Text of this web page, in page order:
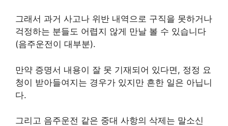
그래서 과거 사고나 위반 내역으로 구직을 못하거나
걱정하는 분들도 어렵지 않게 만날 볼 수 있습니다
(음주운전이 대부분).
만약 증명서 내용이 잘 못 기재되어 있다면, 정정 요
청이 받아들여지는 경우가 있지만 흔한 일은 아닙니
다.
그리고 음주운전 같은 중대 사항의 삭제는 말소신